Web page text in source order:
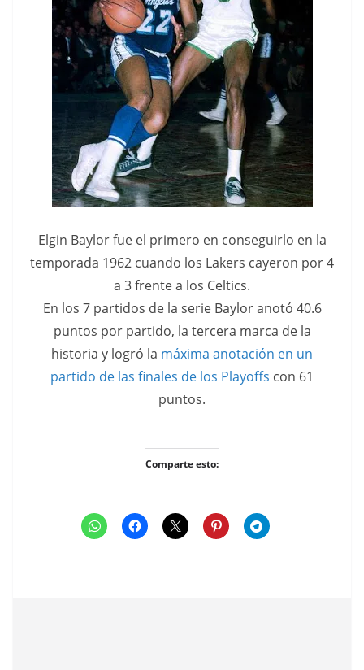
Elgin Baylor fue el primero en conseguirlo en la
temporada 1962 cuando los Lakers cayeron por 4
a 3 frente a los Celtics.
En los 7 partidos de la serie Baylor anotó 40.6
puntos por partido, la tercera marca de la
historia y logró la máxima anotación en un
partido de las finales de los Playoffs con 61
puntos.
Comparte esto: